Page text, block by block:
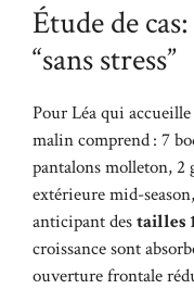
Étude de
“sans stress”
Pour Léa qui
malin comprend : 7
pantalons molleton, 2
extérieure mid-
anticipant destailles
croissance sont
ouverture frontale